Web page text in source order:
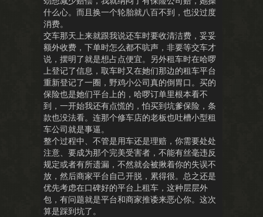
什么心。而且换一个轮胎就八百不到，也没过度
消费。
交车那天上来就跟我说还车时要收清洁费，妥妥
额外收费，下单时怎么都不吭声，非要等交车才
说，摆明了就是想占点便宜。另外租车时在哈啰
上登记了信息，取车时又在她们那边的租车平台
重新登记了一圈，野鸡小公司真的倒胃口。买的
保险也是她们平台上的，哈啰订单里根本看不
到，一开始我还有点慌的，怕买到坑爹保险，条
款也没法看。连那个修车店的老板也吐槽小型租
车公司就是事逼。
整个过程中、不管是用车还是理赔，你需要处处
注意、要成为那个完美受害者，不能有丝毫违反
规定或者有所遗漏，不然就会被揪着你的失误不
放，然后商家平台自己开脱，累得很。总之还是
优先考虑在口碑好的平台上租车，这种层层外
包，有问题就是平台和商家推诿来恶心你。这次
算是踩到坑了。